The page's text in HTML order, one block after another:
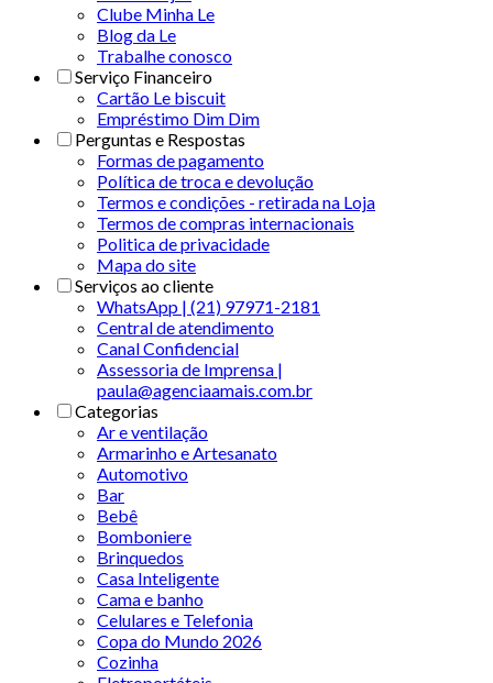
Clube Minha Le
Blog da Le
Trabalhe conosco
Serviço Financeiro
Cartão Le biscuit
Empréstimo Dim Dim
Perguntas e Respostas
Formas de pagamento
Política de troca e devolução
Termos e condições - retirada na Loja
Termos de compras internacionais
Politica de privacidade
Mapa do site
Serviços ao cliente
WhatsApp | (21) 97971-2181
Central de atendimento
Canal Confidencial
Assessoria de Imprensa |
paula@agenciaamais.com.br
Categorias
Ar e ventilação
Armarinho e Artesanato
Automotivo
Bar
Bebê
Bomboniere
Brinquedos
Casa Inteligente
Cama e banho
Celulares e Telefonia
Copa do Mundo 2026
Cozinha